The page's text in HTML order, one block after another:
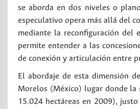
se aborda en dos niveles o
especulativo opera más allá del
mediante la reconfiguración del
permite entender a las
de conexión y articulación entre
El abordaje de esta dimensión
Morelos (México) lugar donde la
15.024 hectáreas en 2009),